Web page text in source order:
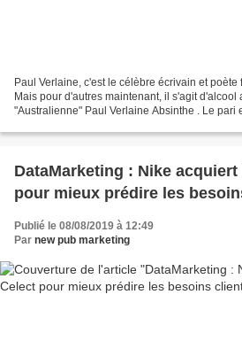
Paul Verlaine, c'est le célèbre écrivain et
Mais pour d'autres maintenant, il s'agit d'alcool
"Australienne" Paul Verlaine Absinthe . Le pari
DataMarketing : Nike
pour mieux prédire les
Publié le 08/08/2019 à 12:49
Par new pub marketing